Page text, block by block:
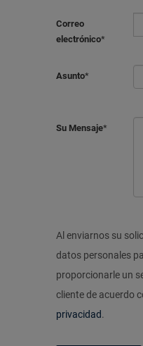
Correo
electrónico*
Asunto*
Su Mensaje*
Al enviarnos su
datos personales
proporcionarle un
cliente de acuerdo
privacidad.